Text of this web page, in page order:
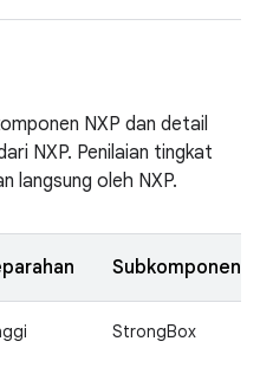
NXP dan detail
NXP. Penilaian tingkat
langsung oleh NXP.
Subkomponen
StrongBox